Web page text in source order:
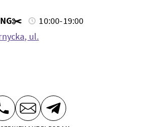
10:00-19:00
ul.